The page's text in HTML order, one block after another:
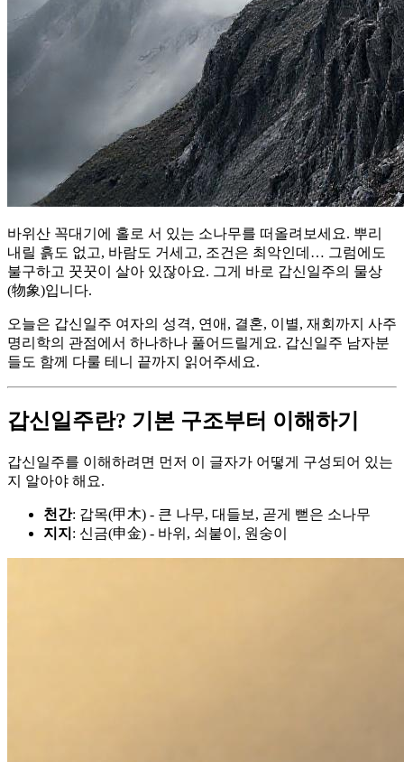
바위산 꼭대기에 홀로 서 있는 소나무를 떠올려보세요. 뿌리
내릴 흙도 없고, 바람도 거세고, 조건은 최악인데… 그럼에도
불구하고 꿋꿋이 살아 있잖아요. 그게 바로 갑신일주의 물상
(物象)입니다.
오늘은 갑신일주 여자의 성격, 연애, 결혼, 이별, 재회까지 사주
명리학의 관점에서 하나하나 풀어드릴게요. 갑신일주 남자분
들도 함께 다룰 테니 끝까지 읽어주세요.
갑신일주란? 기본 구조부터 이해하기
갑신일주를 이해하려면 먼저 이 글자가 어떻게 구성되어 있는
지 알아야 해요.
천간: 갑목(甲木) - 큰 나무, 대들보, 곧게 뻗은 소나무
지지 : 신금(申金) - 바위, 쇠붙이, 원숭이